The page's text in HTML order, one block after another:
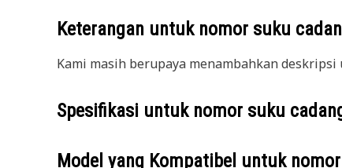
Keterangan untuk nomor suku
Kami masih berupaya menambahkan deskripsi
Spesifikasi untuk nomor suku
Model yang Kompatibel untuk